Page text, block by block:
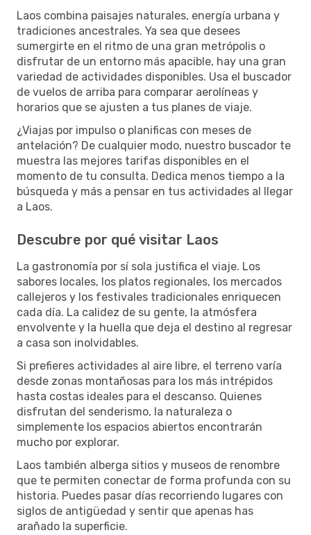
Laos combina paisajes naturales, energía urbana y
tradiciones ancestrales. Ya sea que desees
sumergirte en el ritmo de una gran metrópolis o
disfrutar de un entorno más apacible, hay una gran
variedad de actividades disponibles. Usa el buscador
de vuelos de arriba para comparar aerolíneas y
horarios que se ajusten a tus planes de viaje.
¿Viajas por impulso o planificas con meses de
antelación? De cualquier modo, nuestro buscador te
muestra las mejores tarifas disponibles en el
momento de tu consulta. Dedica menos tiempo a la
búsqueda y más a pensar en tus actividades al llegar
a Laos.
Descubre por qué visitar Laos
La gastronomía por sí sola justifica el viaje. Los
sabores locales, los platos regionales, los mercados
callejeros y los festivales tradicionales enriquecen
cada día. La calidez de su gente, la atmósfera
envolvente y la huella que deja el destino al regresar
a casa son inolvidables.
Si prefieres actividades al aire libre, el terreno varía
desde zonas montañosas para los más intrépidos
hasta costas ideales para el descanso. Quienes
disfrutan del senderismo, la naturaleza o
simplemente los espacios abiertos encontrarán
mucho por explorar.
Laos también alberga sitios y museos de renombre
que te permiten conectar de forma profunda con su
historia. Puedes pasar días recorriendo lugares con
siglos de antigüedad y sentir que apenas has
arañado la superficie.